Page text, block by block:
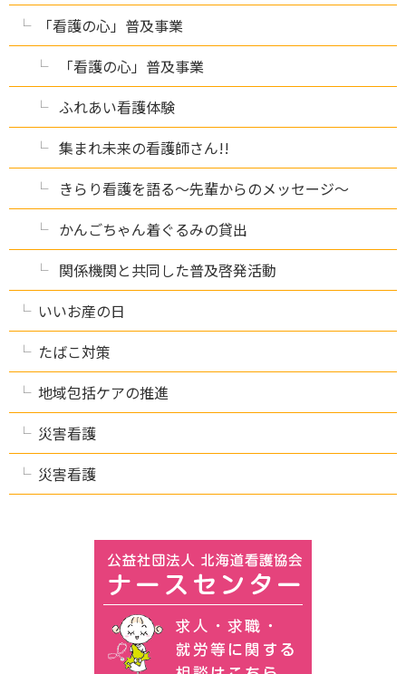
「看護の心」普及事業
「看護の心」普及事業
ふれあい看護体験
集まれ未来の看護師さん!!
きらり看護を語る～先輩からのメッセージ～
かんごちゃん着ぐるみの貸出
関係機関と共同した普及啓発活動
いいお産の日
たばこ対策
地域包括ケアの推進
災害看護
災害看護